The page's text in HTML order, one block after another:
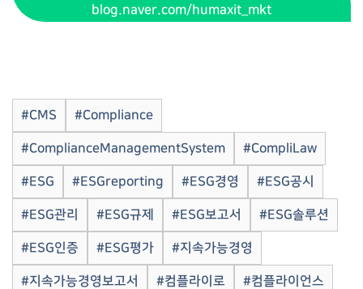
blog.naver.com/humaxit_mkt
#CMS #Compliance
#ComplianceManagementSystem #CompliLaw
#ESG #ESGreporting #ESG경영 #ESG공시
#ESG관리 #ESG규제 #ESG보고서 #ESG솔루션
#ESG인증 #ESG평가 #지속가능경영
#지속가능경영보고서 #컴플라이로 #컴플라이언스